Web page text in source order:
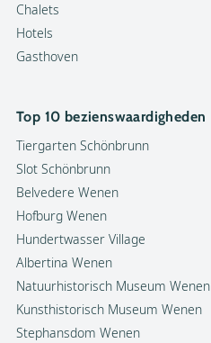
Chalets
Hotels
Gasthoven
Top 10 bezienswaardigheden
Tiergarten Schönbrunn
Slot Schönbrunn
Belvedere Wenen
Hofburg Wenen
Hundertwasser Village
Albertina Wenen
Natuurhistorisch Museum Wenen
Kunsthistorisch Museum Wenen
Stephansdom Wenen